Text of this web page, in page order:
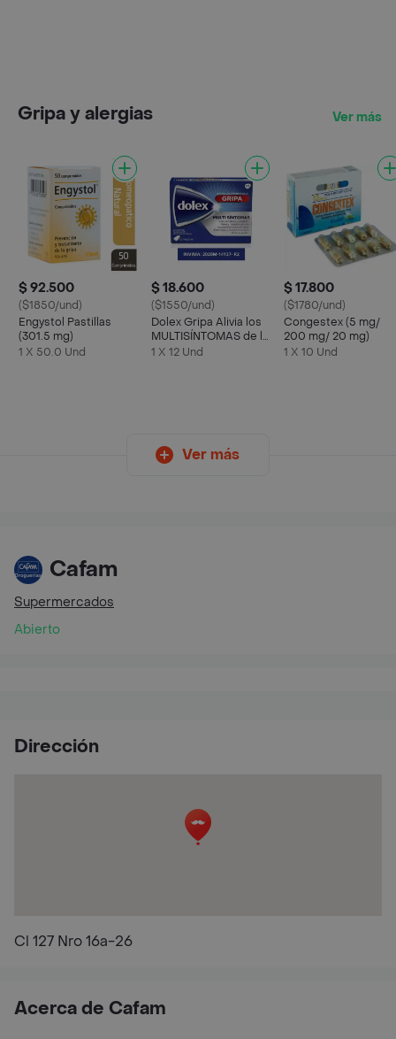
Gripa y alergias Ver más
$ 92.500
($1850/und)
Engystol Pastillas
(301.5 mg)
1 X 50.0 Und
$ 18.600
($1550/und)
Dolex Gripa Alivia los
MULTISÍNTOMAS de la
Gripa X 12 tabs
1 X 12 Und
$ 17.800
($1780/und)
Congestex (5 mg/
200 mg/ 20 mg)
1 X 10 Und
Ver más
Cafam
Supermercados
Abierto
Dirección
Cl 127 Nro 16a-26
Acerca de Cafam